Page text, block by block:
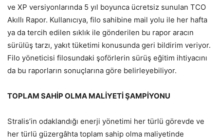
ve XP versiyonlarında 5 yıl boyunca ücretsiz sunulan TCO
Akıllı Rapor. Kullanıcıya, filo sahibine mail yolu ile her hafta
ya da tercih edilen sıklık ile gönderilen bu rapor aracın
sürülüş tarzı, yakıt tüketimi konusunda geri bildirim veriyor.
Filo yöneticisi filosundaki şoförlerin sürüş eğitim ihtiyacını
da bu raporların sonuçlarına göre belirleyebiliyor.
TOPLAM SAHİP OLMA MALİYETİ ŞAMPİYONU
Stralis’in odaklandığı enerji yönetimi her türlü görevde ve
her türlü güzergâhta toplam sahip olma maliyetinde